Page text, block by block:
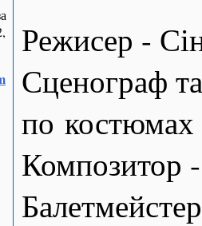
Режисер -
Сценограф
по
Композитор